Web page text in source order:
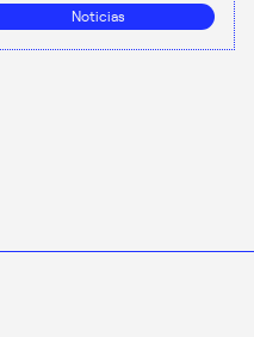
Noticias